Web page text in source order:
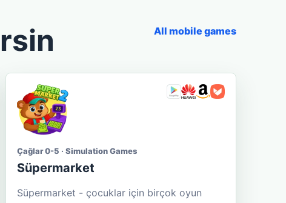
All mobile games
Çağlar 0-5 · Simulation Games
Süpermarket
Süpermarket - çocuklar için birçok oyun